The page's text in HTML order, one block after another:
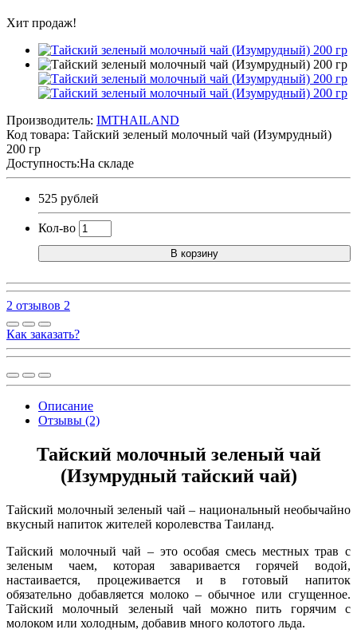
Хит продаж!
Производитель: IMTHAILAND
Код товара: Тайский зеленый молочный чай (Изумрудный)
200 гр
Доступность:На складе
525 рублей
Кол-во
В корзину
2 отзывов 2
Как заказать?
Описание
Отзывы (2)
Тайский молочный зеленый чай
(Изумрудный тайский чай)
Тайский молочный зеленый чай – национальный необычайно
вкусный напиток жителей королевства Таиланд.
Тайский молочный чай – это особая смесь местных трав с
зеленым чаем, которая заваривается горячей водой,
настаивается, процеживается и в готовый напиток
обязательно добавляется молоко – обычное или сгущенное.
Тайский молочный зеленый чай можно пить горячим с
молоком или холодным, добавив много колотого льда.